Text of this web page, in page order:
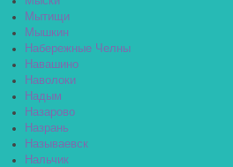
Мытищи
Мышкин
Набережные Челны
Навашино
Наволоки
Надым
Назарово
Назрань
Называевск
Нальчик